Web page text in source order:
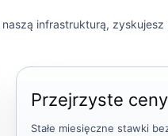
infrastrukturą,
Przejrzyste ceny
Stałe miesięczne stawki